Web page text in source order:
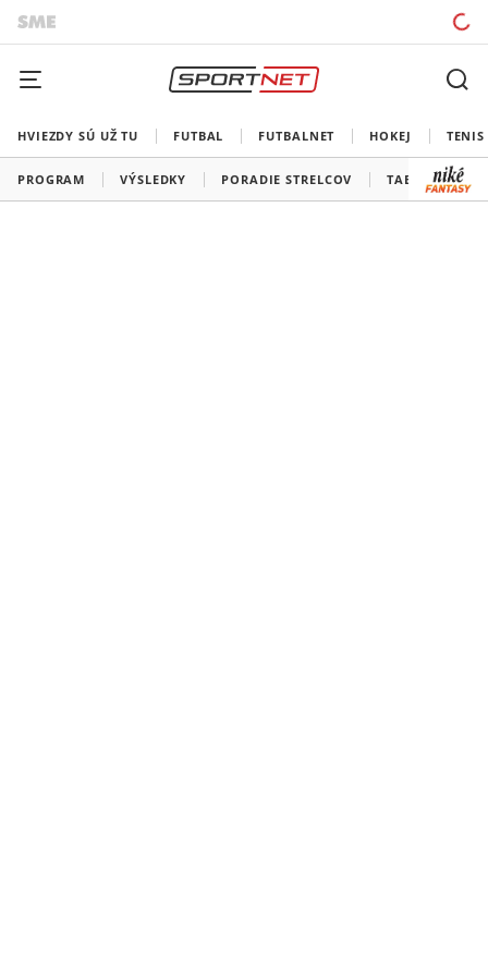
HVIEZDY SÚ UŽ TU FUTBAL FUTBALNET HOKEJ TENIS
PROGRAM VÝSLEDKY PORADIE STRELCOV TABUĽKY A